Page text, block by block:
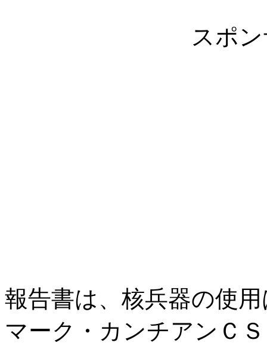
スポ
報告書は、核兵器の使
マーク・カンチアンＣ